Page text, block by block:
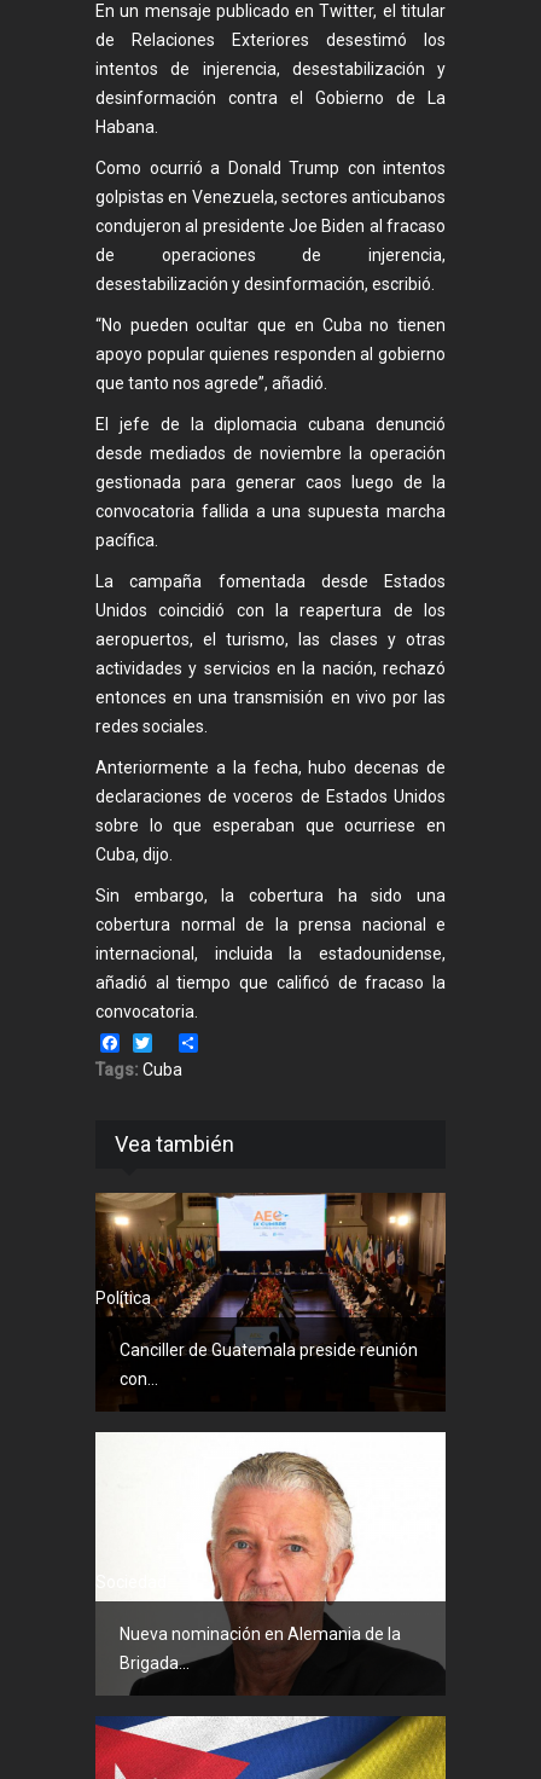
En un mensaje publicado en Twitter, el titular
de Relaciones Exteriores desestimó los
intentos de injerencia, desestabilización y
desinformación contra el Gobierno de La
Habana.
Como ocurrió a Donald Trump con intentos
golpistas en Venezuela, sectores anticubanos
condujeron al presidente Joe Biden al fracaso
de operaciones de injerencia,
desestabilización y desinformación, escribió.
“No pueden ocultar que en Cuba no tienen
apoyo popular quienes responden al gobierno
que tanto nos agrede”, añadió.
El jefe de la diplomacia cubana denunció
desde mediados de noviembre la operación
gestionada para generar caos luego de la
convocatoria fallida a una supuesta marcha
pacífica.
La campaña fomentada desde Estados
Unidos coincidió con la reapertura de los
aeropuertos, el turismo, las clases y otras
actividades y servicios en la nación, rechazó
entonces en una transmisión en vivo por las
redes sociales.
Anteriormente a la fecha, hubo decenas de
declaraciones de voceros de Estados Unidos
sobre lo que esperaban que ocurriese en
Cuba, dijo.
Sin embargo, la cobertura ha sido una
cobertura normal de la prensa nacional e
internacional, incluida la estadounidense,
añadió al tiempo que calificó de fracaso la
convocatoria.
Facebook
Twitter
Tags: Cuba
Vea también
Política
Canciller de Guatemala preside reunión
con...
Nueva nominación en Alemania de la
Brigada...